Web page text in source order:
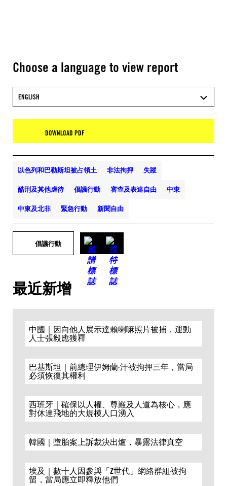
Choose a language to view report
ENGLISH
DOWNLOAD PDF
以色列和巴勒斯坦被占領土 非法拘押 失蹤
酷刑及其他虐待 倡議行動 審查及表達自由 中東
中東及北非 緊急行動 新聞自由
倡議行動
最近新增
中國｜因向他人展示達賴喇嘛照片被捕，運動
人士張毅應獲釋
巴基斯坦｜前總理伊姆蘭·汗被拘押三年，當局
必須恢復其權利
西班牙｜確保以人權、尊嚴及人道為核心，應
對休達飛地的大規模人口湧入
韓國｜墮胎案上訴裁決出爐，暴露法律真空
埃及｜數十人因參與「Z世代」網絡群組被拘
留，當局應立即釋放他們